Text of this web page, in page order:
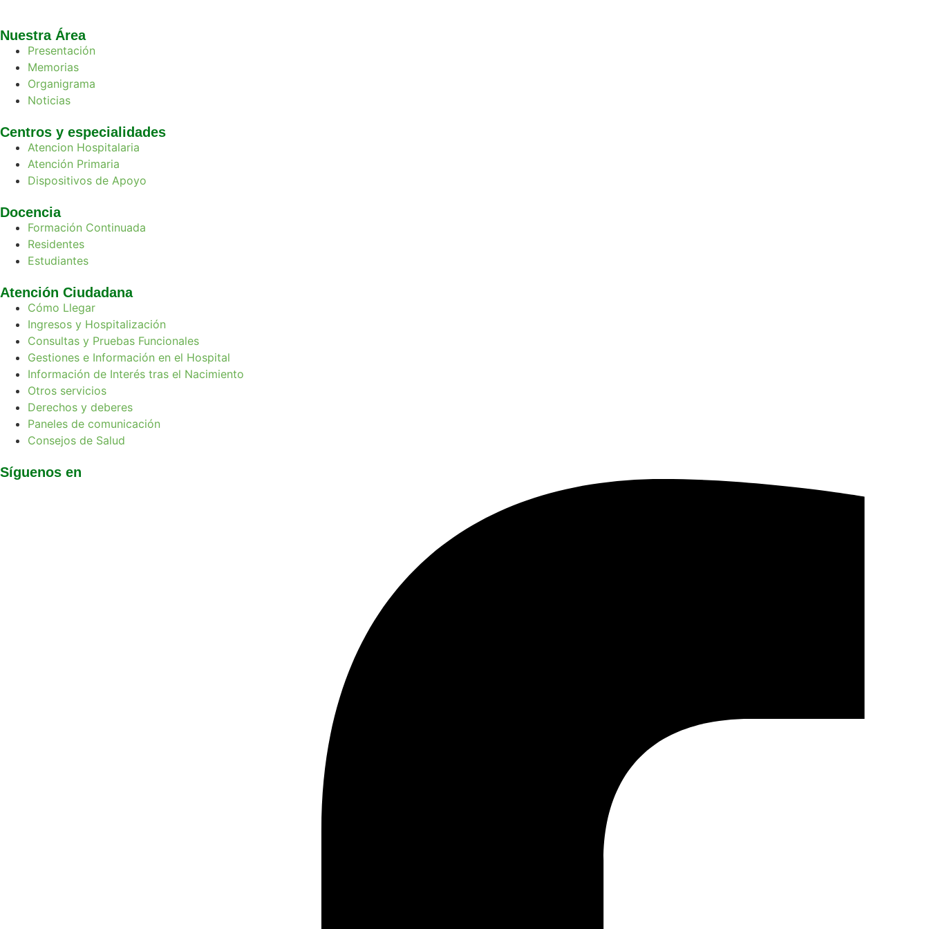
Nuestra Área
Presentación
Memorias
Organigrama
Noticias
Centros y especialidades
Atencion Hospitalaria
Atención Primaria
Dispositivos de Apoyo
Docencia
Formación Continuada
Residentes
Estudiantes
Atención Ciudadana
Cómo Llegar
Ingresos y Hospitalización
Consultas y Pruebas Funcionales
Gestiones e Información en el Hospital
Información de Interés tras el Nacimiento
Otros servicios
Derechos y deberes
Paneles de comunicación
Consejos de Salud
Síguenos en